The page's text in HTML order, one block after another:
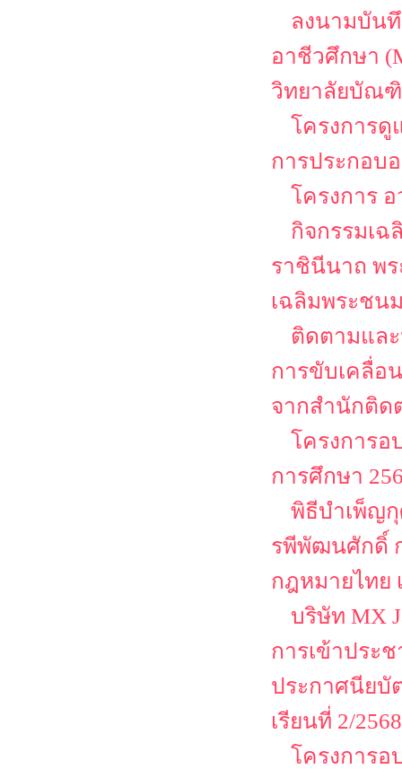
ลงนามบัน
อาชีวศึกษา
วิทยาลัยบัณฑิ
โครงการ
การประกอบ
โครงการ
กิจกรรมเฉ
ราชินีนาถ พ
เฉลิมพระชน
ติดตามแล
การขับเคลื่อ
จากสำนักติด
โครงการอ
การศึกษา
พิธีบำเพ็ญกุ
รพีพัฒนศักดิ์
กฎหมายไทย
บริษัท MX
การเข้าประ
ประกาศนียบั
เรียนที่ 2/2568
โครงการ